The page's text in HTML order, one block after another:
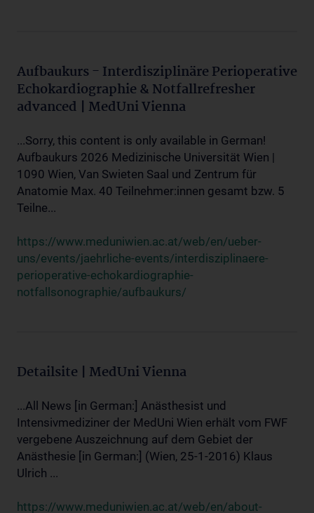
Aufbaukurs - Interdisziplinäre Perioperative
Echokardiographie & Notfallrefresher
advanced | MedUni Vienna
...Sorry, this content is only available in German!
Aufbaukurs 2026 Medizinische Universität Wien |
1090 Wien, Van Swieten Saal und Zentrum für
Anatomie Max. 40 Teilnehmer:innen gesamt bzw. 5
Teilne...
https://www.meduniwien.ac.at/web/en/ueber-
uns/events/jaehrliche-events/interdisziplinaere-
perioperative-echokardiographie-
notfallsonographie/aufbaukurs/
Detailsite | MedUni Vienna
...All News [in German:] Anästhesist und
Intensivmediziner der MedUni Wien erhält vom FWF
vergebene Auszeichnung auf dem Gebiet der
Anästhesie [in German:] (Wien, 25-1-2016) Klaus
Ulrich ...
https://www.meduniwien.ac.at/web/en/about-